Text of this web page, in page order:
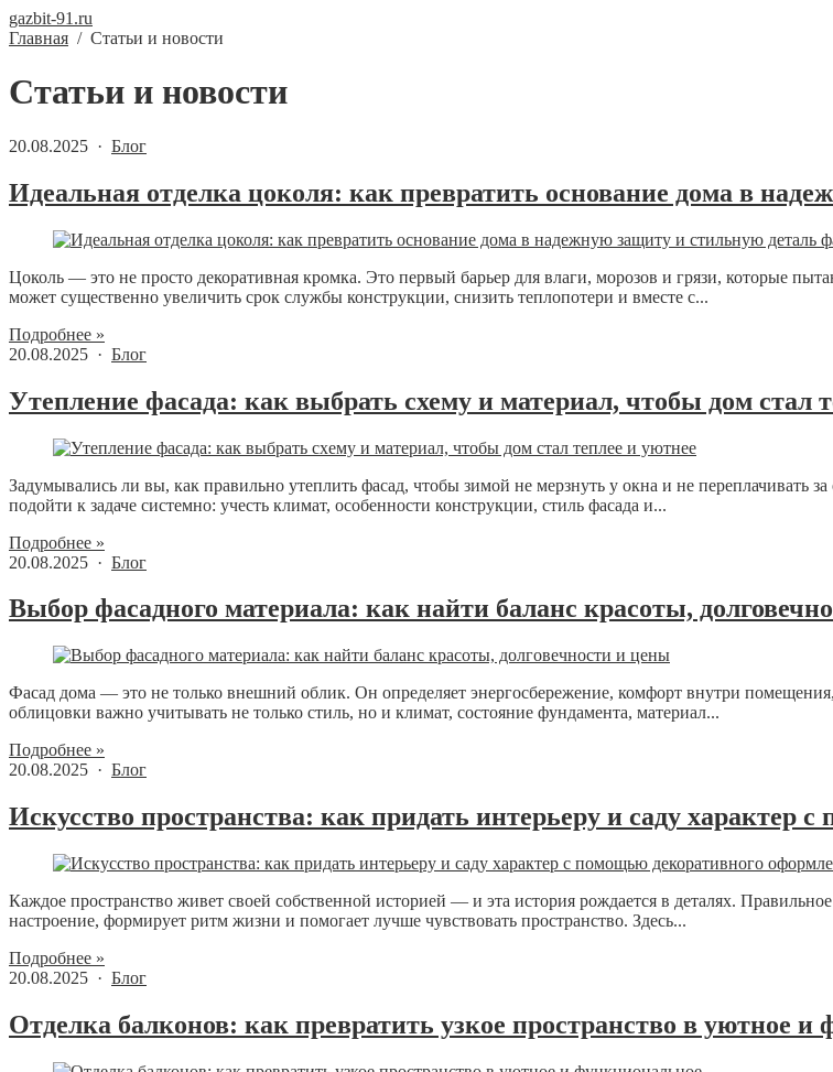
gazbit-91.ru
Главная / Статьи и новости
Статьи и новости
20.08.2025 · Блог
Идеальная отделка цоколя: как превратить основание дома в
Цоколь — это не просто декоративная кромка. Это первый барьер для влаги, морозов и грязи, которые
может существенно увеличить срок службы конструкции, снизить теплопотери и вместе с...
Подробнее »
20.08.2025 · Блог
Утепление фасада: как выбрать схему и материал, чтобы дом стал
Задумывались ли вы, как правильно утеплить фасад, чтобы зимой не мерзнуть у окна и не переплачивать
подойти к задаче системно: учесть климат, особенности конструкции, стиль фасада и...
Подробнее »
20.08.2025 · Блог
Выбор фасадного материала: как найти баланс красоты,
Фасад дома — это не только внешний облик. Он определяет энергосбережение, комфорт внутри
облицовки важно учитывать не только стиль, но и климат, состояние фундамента, материал...
Подробнее »
20.08.2025 · Блог
Искусство пространства: как придать интерьеру и саду характер
Каждое пространство живет своей собственной историей — и эта история рождается в деталях.
настроение, формирует ритм жизни и помогает лучше чувствовать пространство. Здесь...
Подробнее »
20.08.2025 · Блог
Отделка балконов: как превратить узкое пространство в уютное и